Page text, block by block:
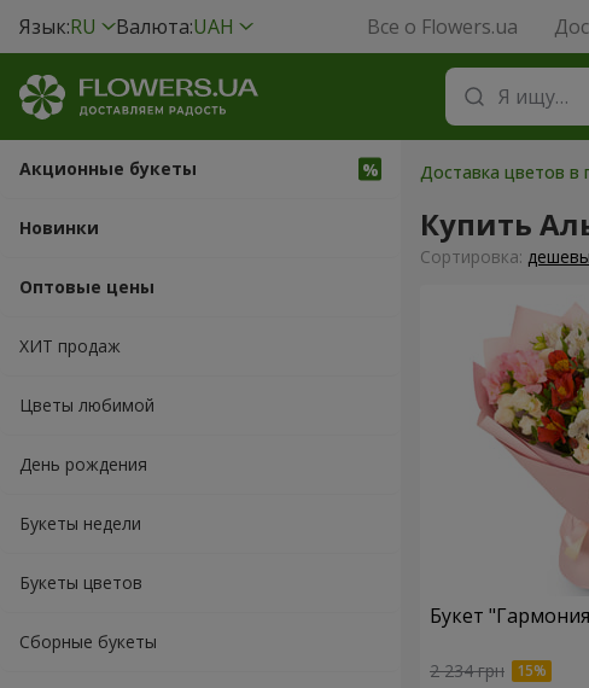
Язык:RU Валюта:UAH Все о Flowers.ua
Акционные букеты
Новинки
Оптовые цены
ХИТ продаж
Цветы любимой
День рождения
Букеты недели
Букеты цветов
Сборные букеты
Доставка цветов в
Купить
Cортировка:
Букет
2 234 грн